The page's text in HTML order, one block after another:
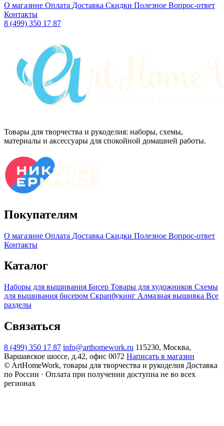
О магазине Оплата Доставка Скидки Полезное Вопрос-ответ
Контакты
8 (499) 350 17 87
Товары для творчества и рукоделия: наборы, схемы,
материалы и аксессуары для спокойной домашней работы.
Покупателям
О магазине Оплата Доставка Скидки Полезное Вопрос-ответ
Контакты
Каталог
Наборы для вышивания Бисер Товары для художников Схемы
для вышивания бисером Скрапбукинг Алмазная вышивка Все
разделы
Связаться
8 (499) 350 17 87 info@arthomework.ru 115230, Москва,
Варшавское шоссе, д.42, офис 0072 Написать в магазин
© ArtHomeWork, товары для творчества и рукоделия Доставка
по России · Оплата при получении доступна не во всех
регионах